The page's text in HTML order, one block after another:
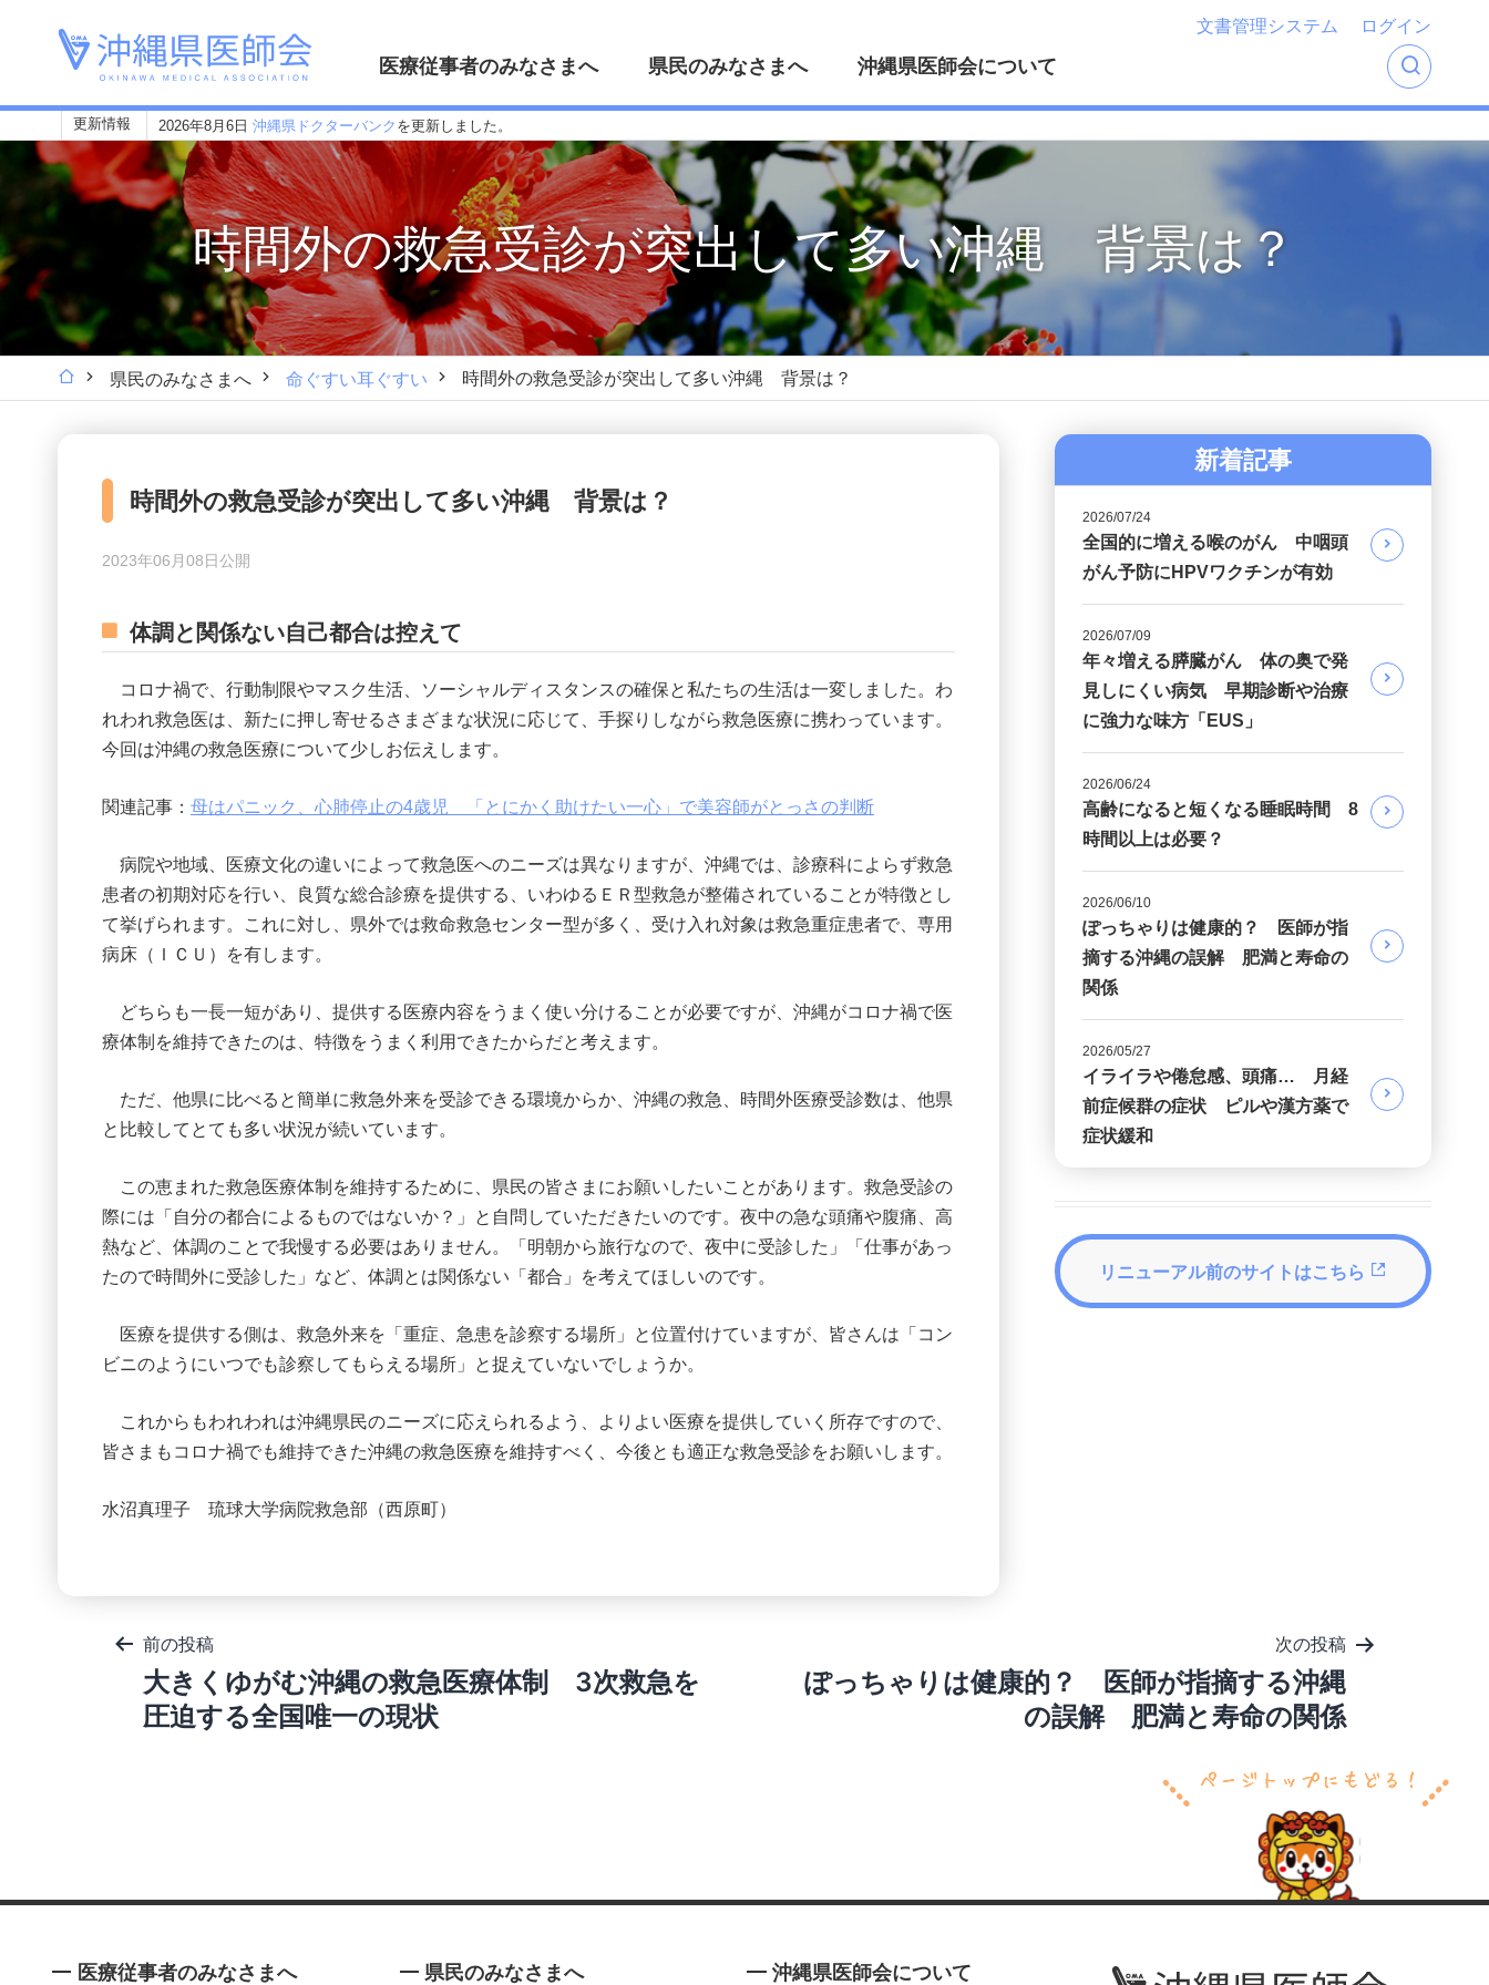
医療従事者のみなさまへ 県民のみなさまへ 沖縄県医師会について
文書管理システム ログイン
更新情報 2026年8月6日 沖縄県ドクターバンク を更新しました。
時間外の救急受診が突出して多い沖縄 背景は？
県民のみなさまへ 命ぐすい耳ぐすい 時間外の救急受診が突出して多い沖縄 背景は？
時間外の救急受診が突出して多い沖縄 背景は？
2023年06月08日公開
体調と関係ない自己都合は控えて
コロナ禍で、行動制限やマスク生活、ソーシャルディスタンスの確保と私たちの生活は一変しました。わ
れわれ救急医は、新たに押し寄せるさまざまな状況に応じて、手探りしながら救急医療に携わっています。
今回は沖縄の救急医療について少しお伝えします。
関連記事： 母はパニック、心肺停止の4歳児 「とにかく助けたい一心」で美容師がとっさの判断
病院や地域、医療文化の違いによって救急医へのニーズは異なりますが、沖縄では、診療科によらず救急
患者の初期対応を行い、良質な総合診療を提供する、いわゆるＥＲ型救急が整備されていることが特徴とし
て挙げられます。これに対し、県外では救命救急センター型が多く、受け入れ対象は救急重症患者で、専用
病床（ＩＣＵ）を有します。
どちらも一長一短があり、提供する医療内容をうまく使い分けることが必要ですが、沖縄がコロナ禍で医
療体制を維持できたのは、特徴をうまく利用できたからだと考えます。
ただ、他県に比べると簡単に救急外来を受診できる環境からか、沖縄の救急、時間外医療受診数は、他県
と比較してとても多い状況が続いています。
この恵まれた救急医療体制を維持するために、県民の皆さまにお願いしたいことがあります。救急受診の
際には「自分の都合によるものではないか？」と自問していただきたいのです。夜中の急な頭痛や腹痛、高
熱など、体調のことで我慢する必要はありません。「明朝から旅行なので、夜中に受診した」「仕事があっ
たので時間外に受診した」など、体調とは関係ない「都合」を考えてほしいのです。
医療を提供する側は、救急外来を「重症、急患を診察する場所」と位置付けていますが、皆さんは「コン
ビニのようにいつでも診察してもらえる場所」と捉えていないでしょうか。
これからもわれわれは沖縄県民のニーズに応えられるよう、よりよい医療を提供していく所存ですので、
皆さまもコロナ禍でも維持できた沖縄の救急医療を維持すべく、今後とも適正な救急受診をお願いします。
水沼真理子 琉球大学病院救急部（西原町）
新着記事
2026/07/24
全国的に増える喉のがん 中咽頭
がん予防にHPVワクチンが有効
2026/07/09
年々増える膵臓がん 体の奥で発
見しにくい病気 早期診断や治療
に強力な味方「EUS」
2026/06/24
高齢になると短くなる睡眠時間 8
時間以上は必要？
2026/06/10
ぽっちゃりは健康的？ 医師が指
摘する沖縄の誤解 肥満と寿命の
関係
2026/05/27
イライラや倦怠感、頭痛… 月経
前症候群の症状 ピルや漢方薬で
症状緩和
リニューアル前のサイトはこちら
投
前の投稿
大きくゆがむ沖縄の救急医療体制 3次救急を
圧迫する全国唯一の現状
次の投稿
ぽっちゃりは健康的？ 医師が指摘する沖縄
の誤解 肥満と寿命の関係
医療従事者のみなさまへ 県民のみなさまへ 沖縄県医師会について